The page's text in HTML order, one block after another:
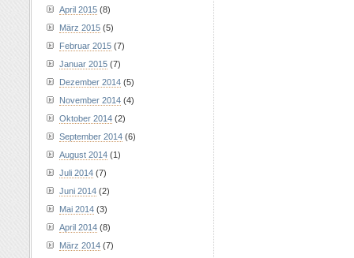
April 2015 (8)
März 2015 (5)
Februar 2015 (7)
Januar 2015 (7)
Dezember 2014 (5)
November 2014 (4)
Oktober 2014 (2)
September 2014 (6)
August 2014 (1)
Juli 2014 (7)
Juni 2014 (2)
Mai 2014 (3)
April 2014 (8)
März 2014 (7)